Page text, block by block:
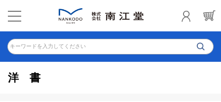
キーワードを入力してください
洋書